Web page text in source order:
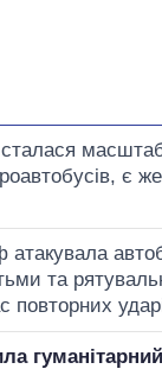
є
атакувала
та
повторних